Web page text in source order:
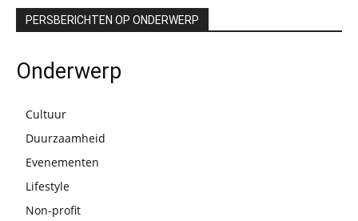
PERSBERICHTEN OP ONDERWERP
Onderwerp
Cultuur
Duurzaamheid
Evenementen
Lifestyle
Non-profit